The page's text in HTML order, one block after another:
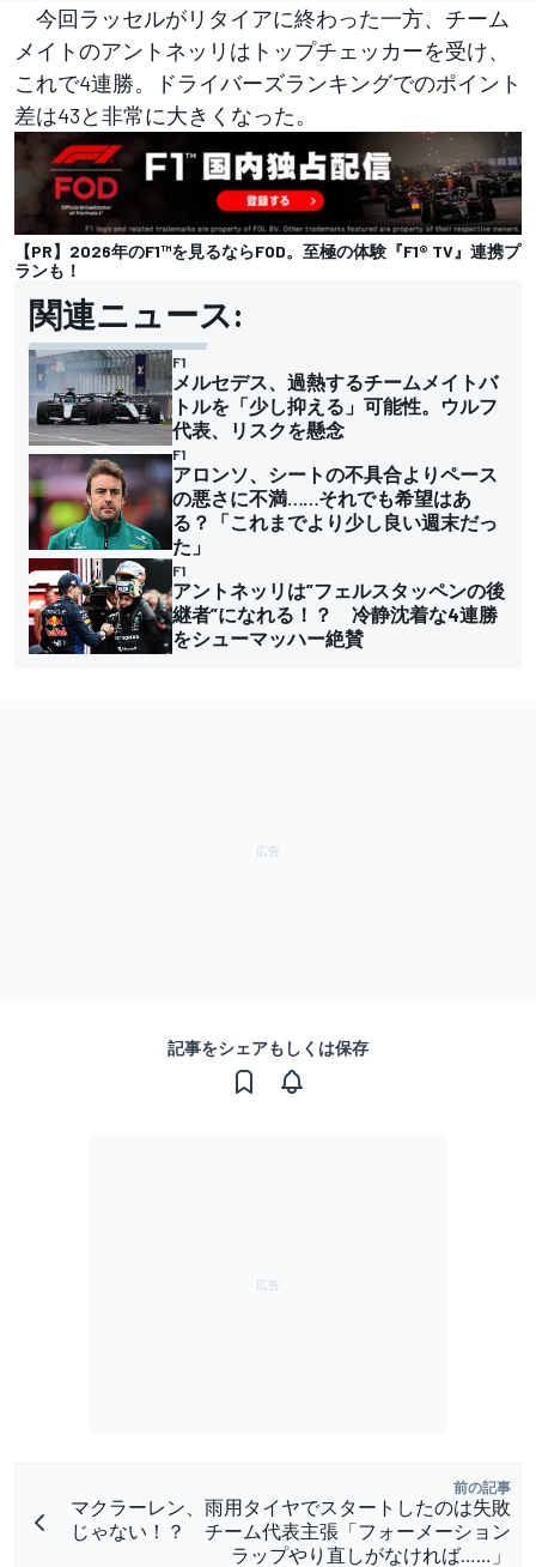
今回ラッセルがリタイアに終わった一方、チーム
メイトのアントネッリはトップチェッカーを受け、
これで4連勝。ドライバーズランキングでのポイント
差は43と非常に大きくなった。
【PR】2026年のF1™︎を見るならFOD。至極の体験『F1® TV』連携プ
ランも！
関連ニュース:
F1
メルセデス、過熱するチームメイトバ
トルを「少し抑える」可能性。ウルフ
代表、リスクを懸念
F1
アロンソ、シートの不具合よりペース
の悪さに不満……それでも希望はあ
る？「これまでより少し良い週末だっ
た」
F1
アントネッリは”フェルスタッペンの後
継者”になれる！？ 冷静沈着な4連勝
をシューマッハー絶賛
記事をシェアもしくは保存
前の記事
マクラーレン、雨用タイヤでスタートしたのは失敗
じゃない！？ チーム代表主張「フォーメーション
ラップやり直しがなければ……」